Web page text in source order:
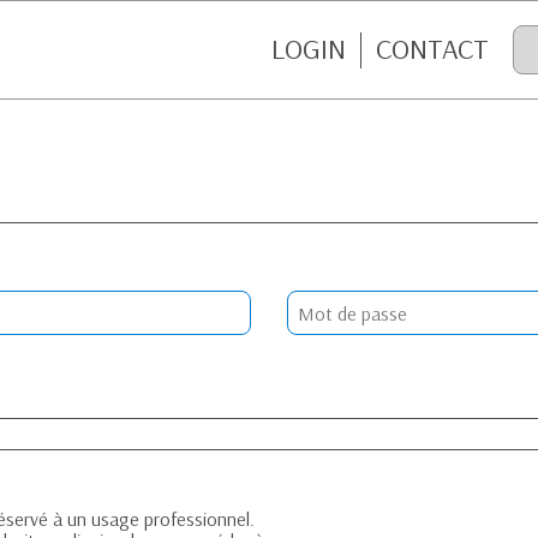
LOGIN CONTACT
à un usage professionnel.